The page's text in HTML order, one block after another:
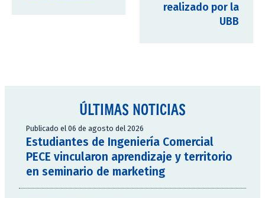
realizado por la
UBB
ÚLTIMAS NOTICIAS
Publicado el 06 de agosto del 2026
Estudiantes de Ingeniería Comercial
PECE vincularon aprendizaje y territorio
en seminario de marketing